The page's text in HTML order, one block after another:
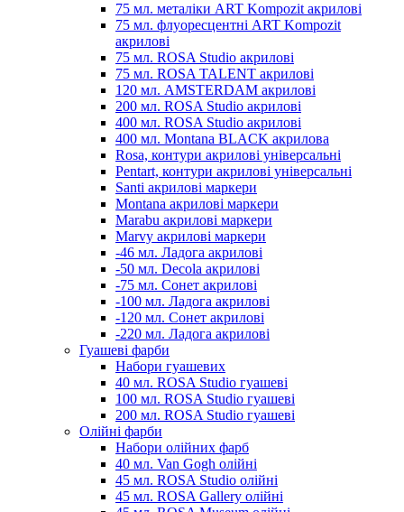
75 мл. металіки ART Kompozit акрилові
75 мл. флуоресцентні ART Kompozit
акрилові
75 мл. ROSA Studio акрилові
75 мл. ROSA TALENT акрилові
120 мл. AMSTERDAM акрилові
200 мл. ROSA Studio акрилові
400 мл. ROSA Studio акрилові
400 мл. Montana BLACK акрилова
Rosa, контури акрилові універсальні
Pentart, контури акрилові універсальні
Santi акрилові маркери
Montana акрилові маркери
Marabu акрилові маркери
Marvy акрилові маркери
-46 мл. Ладога акрилові
-50 мл. Decola акрилові
-75 мл. Сонет акрилові
-100 мл. Ладога акрилові
-120 мл. Сонет акрилові
-220 мл. Ладога акрилові
Гуашеві фарби
Набори гуашевих
40 мл. ROSA Studio гуашеві
100 мл. ROSA Studio гуашеві
200 мл. ROSA Studio гуашеві
Олійні фарби
Набори олійних фарб
40 мл. Van Gogh олійні
45 мл. ROSA Studio олійні
45 мл. ROSA Gallery олійні